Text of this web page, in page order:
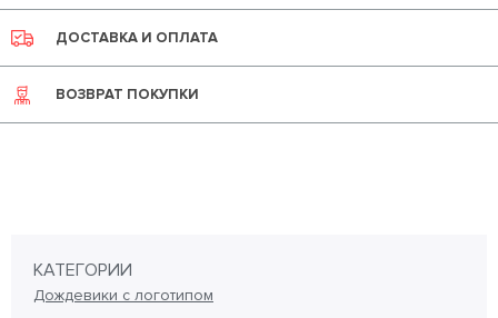
ДОСТАВКА И ОПЛАТА
ВОЗВРАТ ПОКУПКИ
КАТЕГОРИИ
Дождевики с логотипом